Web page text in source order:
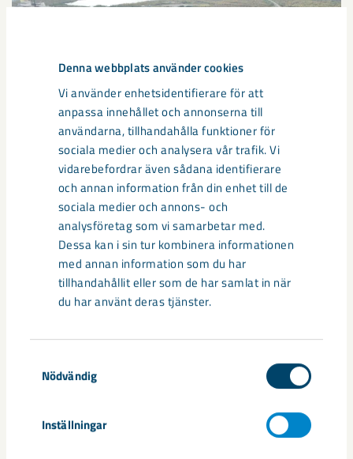
Denna webbplats använder cookies
Vi använder enhetsidentifierare för att
anpassa innehållet och annonserna till
användarna, tillhandahålla funktioner för
sociala medier och analysera vår trafik. Vi
vidarebefordrar även sådana identifierare
och annan information från din enhet till de
sociala medier och annons- och
analysföretag som vi samarbetar med.
Dessa kan i sin tur kombinera informationen
med annan information som du har
tillhandahållit eller som de har samlat in när
du har använt deras tjänster.
Nödvändig
Inställningar
Sibirien-området i gamla Kiruna
centrum avvecklas under 2026
Under sommaren 2026 fortsätter avveckling av fastigheter i
gamla Kiruna centrum på grund av den pågående gruvdriften